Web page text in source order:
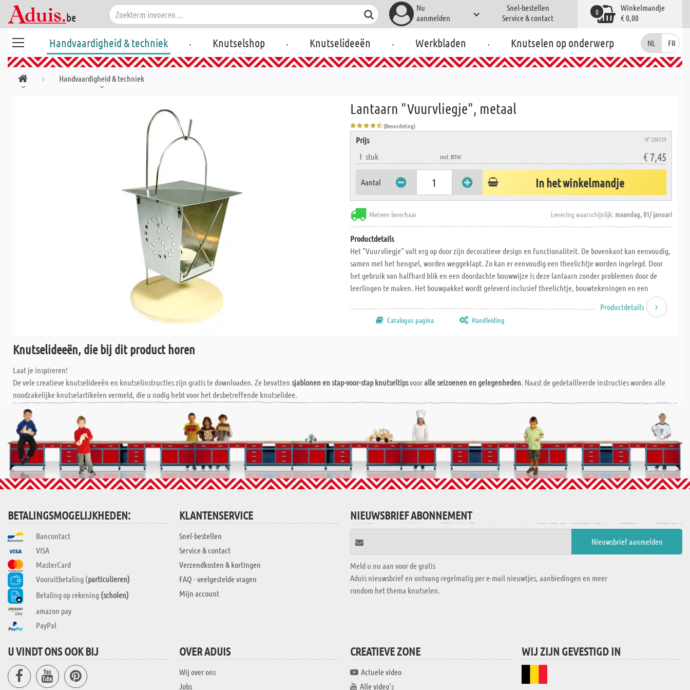
Nu
aanmelden
Snel-bestellen
Service & contact
Winkelmandje
€ 0,00
0
Handvaardigheid & techniek . Knutselshop . Knutselideeën . Werkbladen . Knutselen op onderwerp NL FR
Handvaardigheid & techniek
Lantaarn "Vuurvliegje", metaal
(Beoordeling)
Prijs N° 200129
1 stuk incl. BTW € 7,45
Aantal In het winkelmandje
Meteen leverbaar Levering waarschijnlijk: maandag, 01/ januari
Productdetails
Het "Vuurvliegje" valt erg op door zijn decoratieve design en functionaliteit. De bovenkant kan eenvoudig,
samen met het hengsel, worden weggeklapt. Zo kan er eenvoudig een theelichtje worden ingelegd. Door
het gebruik van halfhard blik en een doordachte bouwwijze is deze lantaarn zonder problemen door de
leerlingen te maken. Het bouwpakket wordt geleverd inclusief theelichtje, bouwtekeningen en een
Productdetails
Catalogus pagina Handleiding
Knutselideeën, die bij dit product horen
Laat je inspireren!
De vele creatieve knutselideeën en knutselinstructies zijn gratis te downloaden. Ze bevatten sjablonen en stap-voor-stap knutseltipsvooralle seizoenen en gelegenheden. Naast de gedetailleerde instructies worden alle
noodzakelijke knutselartikelen vermeld, die u nodig hebt voor het desbetreffende knutselidee.
BETALINGSMOGELIJKHEDEN:
Bancontact
VISA
MasterCard
Vooruitbetaling (particulieren)
Betaling op rekening (scholen)
amazon pay
PayPal
KLANTENSERVICE
Snel-bestellen
Service & contact
Verzendkosten & kortingen
FAQ - veelgestelde vragen
Mijn account
NIEUWSBRIEF ABONNEMENT
Meld u nu aan voor de gratis
Aduis nieuwsbrief en ontvang regelmatig per e-mail nieuwtjes, aanbiedingen en meer
rondom het thema knutselen.
U VINDT ONS OOK BIJ OVER ADUIS
Wij over ons
Jobs
CREATIEVE ZONE
Actuele video
Alle video's
WIJ ZIJN GEVESTIGD IN